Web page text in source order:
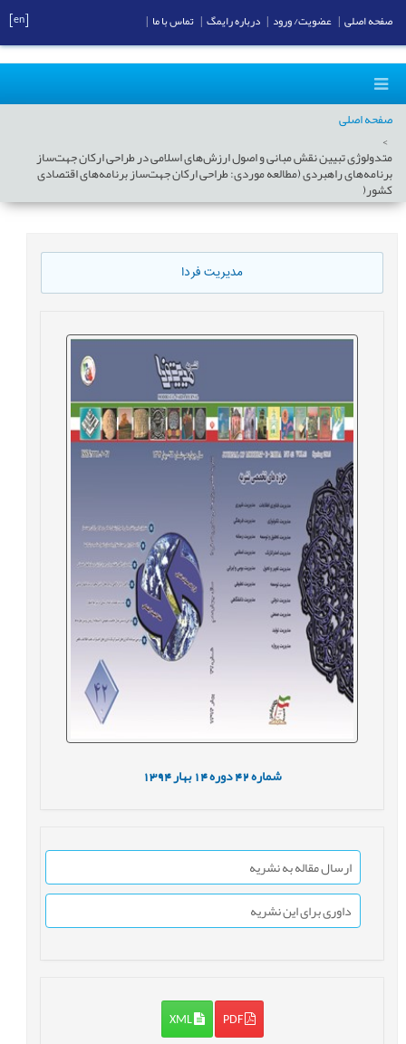
صفحه اصلی
متدولوژی تبیین نقش مبانی و اصول ارزش‌های اسلامی در طراحی ارکان جهت‌ساز
برنامه‌های راهبردی (مطالعه موردی: طراحی ارکان جهت‌ساز برنامه‌های اقتصادی
کشور(
مدیریت فردا
شماره42 دوره14 بهار1394
ارسال مقاله به نشریه
داوری برای این نشریه
PDF
XML
صفحه اصلی عضویت/ ورود درباره رایمگ تماس با ما